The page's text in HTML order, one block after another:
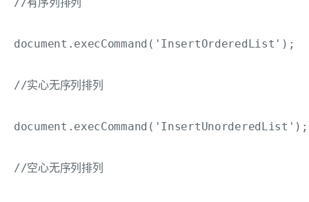
document.execCommand('InsertOrderedList');
//实心无序列排列
document.execCommand('InsertUnorderedList');
//空心无序列排列